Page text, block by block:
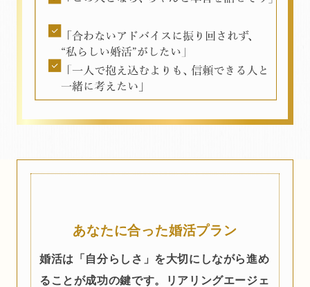
あなたに合った婚活プラン
婚活は「自分らしさ」を大切にしながら進め
ることが成功の鍵です。リアリングエージェ